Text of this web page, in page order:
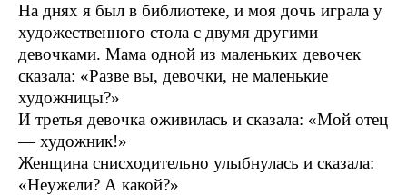
На днях я был в библиотеке, и моя дочь играла у
художественного стола с двумя другими
девочками. Мама одной из маленьких девочек
сказала: «Разве вы, девочки, не маленькие
художницы?»
И третья девочка оживилась и сказала: «Мой отец
— художник!»
Женщина снисходительно улыбнулась и сказала:
«Неужели? А какой?»